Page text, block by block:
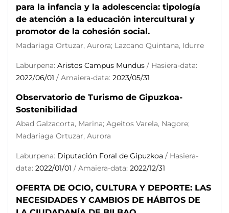
para la infancia y la adolescencia: tipología
de atención a la educación intercultural y
promotor de la cohesión social.
Madariaga Ortuzar, Aurora; Lazcano Quintana, Idurre
Laburpena: Aristos Campus Mundus / Hasiera-data:
2022/06/01 / Amaiera-data: 2023/05/31
Observatorio de Turismo de Gipuzkoa-
Sostenibilidad
Abad Galzacorta, Marina; Ageitos Varela, Nagore;
Madariaga Ortuzar, Aurora
Laburpena: Diputación Foral de Gipuzkoa / Hasiera-
data: 2022/01/01 / Amaiera-data: 2022/12/31
OFERTA DE OCIO, CULTURA Y DEPORTE: LAS
NECESIDADES Y CAMBIOS DE HÁBITOS DE